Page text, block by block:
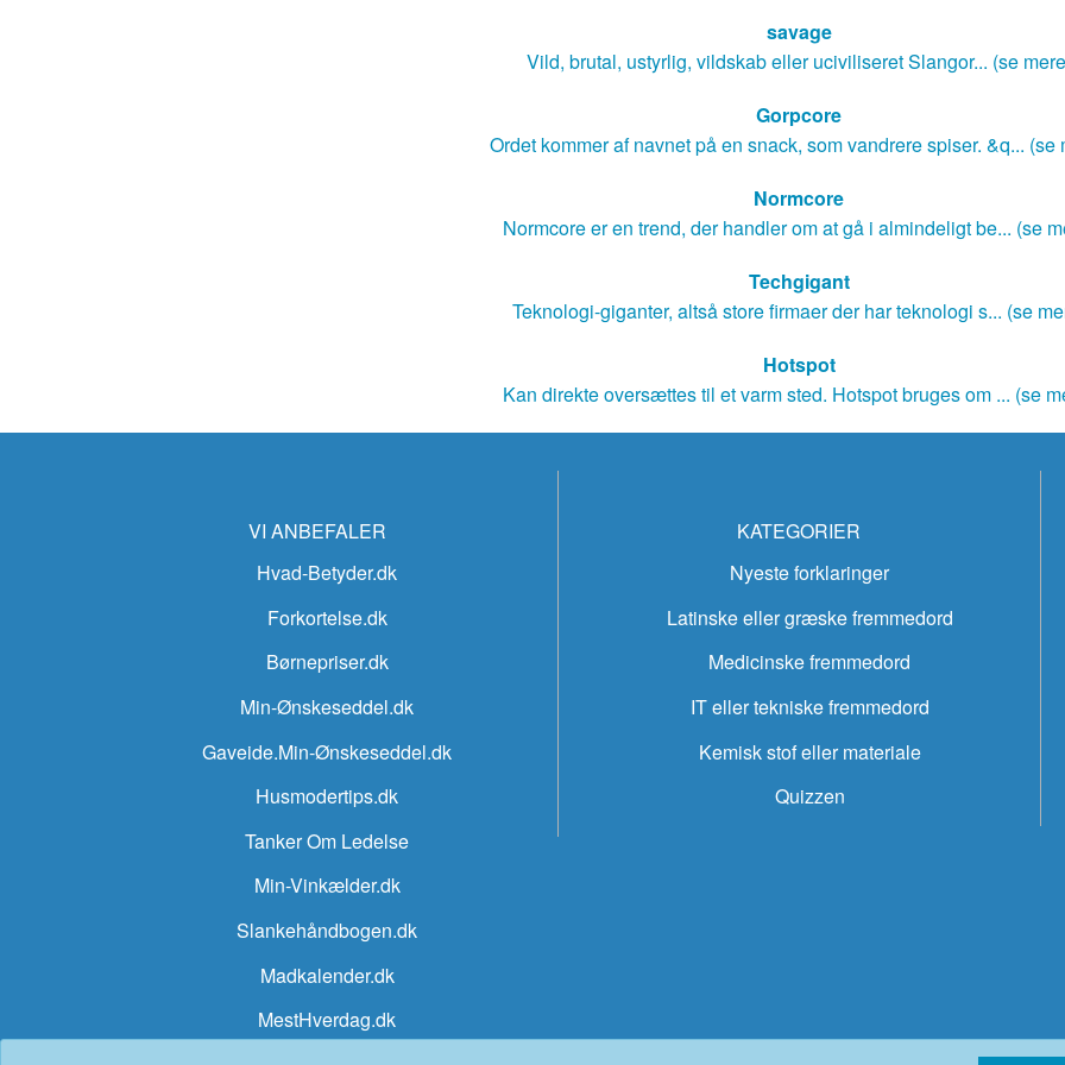
savage
Vild, brutal, ustyrlig, vildskab eller uciviliseret Slangor... (se
Gorpcore
Ordet kommer af navnet på en snack, som vandrere spiser. &q... (se
Normcore
Normcore er en trend, der handler om at gå i almindeligt be... (se
Techgigant
Teknologi-giganter, altså store firmaer der har teknologi s... (se
Hotspot
Kan direkte oversættes til et varm sted. Hotspot bruges om ... (se
VI ANBEFALER
Hvad-Betyder.dk
Forkortelse.dk
Børnepriser.dk
Min-Ønskeseddel.dk
Gaveide.Min-Ønskeseddel.dk
Husmodertips.dk
Tanker Om Ledelse
Min-Vinkælder.dk
Slankehåndbogen.dk
Madkalender.dk
MestHverdag.dk
KATEGORIER
Nyeste forklaringer
Latinske eller græske fremmedord
Medicinske fremmedord
IT eller tekniske fremmedord
Kemisk stof eller materiale
Quizzen